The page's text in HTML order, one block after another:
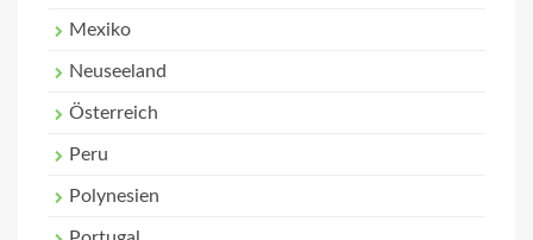
Mexiko
Neuseeland
Österreich
Peru
Polynesien